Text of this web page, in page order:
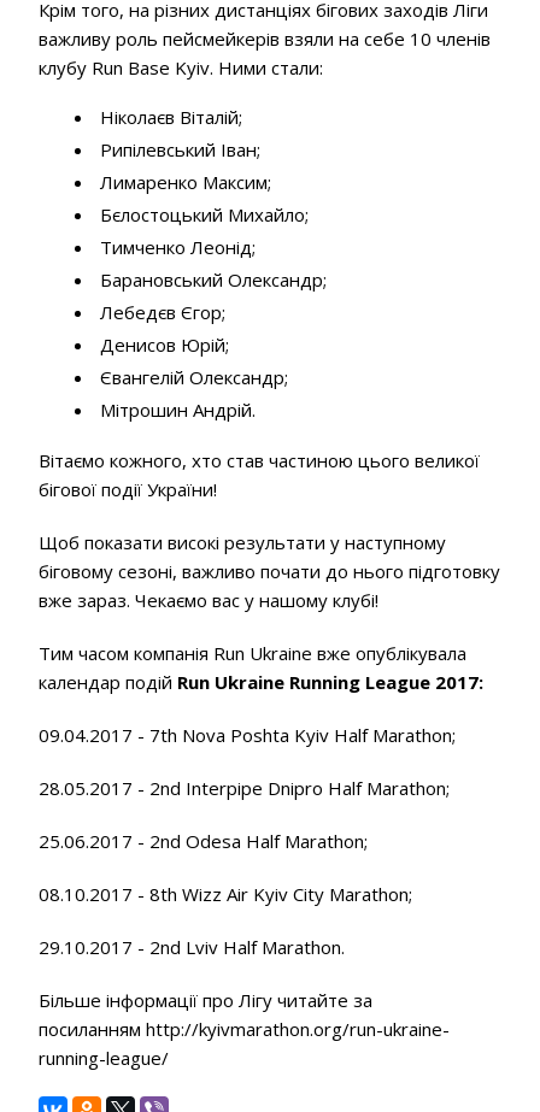
Крім того, на різних дистанціях бігових заходів Ліги
важливу роль пейсмейкерів взяли на себе 10 членів
клубу Run Base Kyiv. Ними стали:
Ніколаєв Віталій;
Рипілевський Іван;
Лимаренко Максим;
Бєлостоцький Михайло;
Тимченко Леонід;
Барановський Олександр;
Лебедєв Єгор;
Денисов Юрій;
Євангелій Олександр;
Мітрошин Андрій.
Вітаємо кожного, хто став частиною цього великої
бігової події України!
Щоб показати високі результати у наступному
біговому сезоні, важливо почати до нього підготовку
вже зараз. Чекаємо вас у нашому клубі!
Тим часом компанія Run Ukraine вже опублікувала
календар подій Run Ukraine Running League 2017:
09.04.2017 - 7th Nova Poshta Kyiv Half Marathon;
28.05.2017 - 2nd Interpipe Dnipro Half Marathon;
25.06.2017 - 2nd Odesa Half Marathon;
08.10.2017 - 8th Wizz Air Kyiv City Marathon;
29.10.2017 - 2nd Lviv Half Marathon.
Більше інформації про Лігу читайте за
посиланням http://kyivmarathon.org/run-ukraine-
running-league/